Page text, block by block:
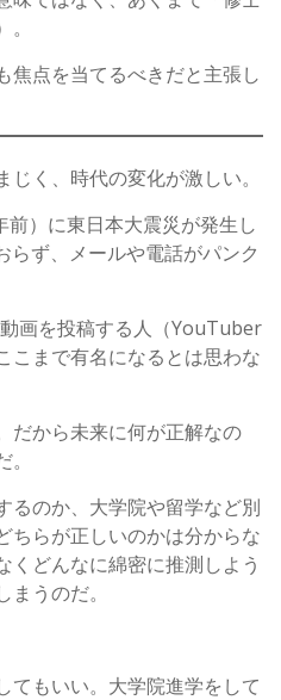
焦点を当てるべきだと主張し
く、時代の変化が激しい。
）に東日本大震災が発生し
らず、メールや電話がパンク
画を投稿する人（YouTuber
こまで有名になるとは思わな
だから未来に何が正解なの
るのか、大学院や留学など別
ちらが正しいのかは分からな
くどんなに綿密に推測しよう
うのだ。
てもいい。大学院進学をして